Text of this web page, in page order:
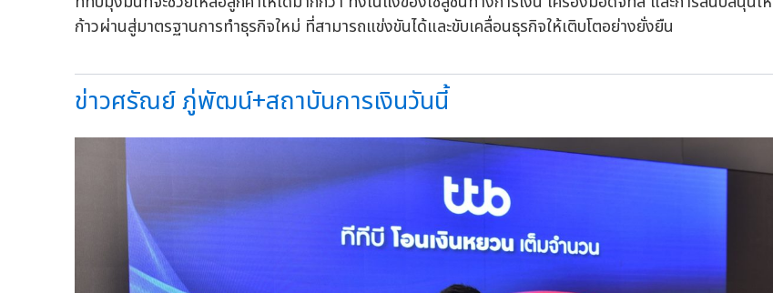
ก้าวผ่านสู่มาตรฐานการทำธุรกิจใหม่ ที่สามารถแข่งขันได้และขับเคลื่อนธุรกิจให้เติบโตอย่างยั่งยืน
ข่าวศรัณย์ ภู่พัฒน์+สถาบันการเงินวันนี้